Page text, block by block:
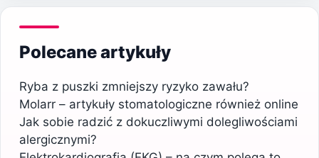
Polecane artykuły
Ryba z puszki zmniejszy ryzyko zawału?
Molarr – artykuły stomatologiczne również online
Jak sobie radzić z dokuczliwymi dolegliwościami
alergicznymi?